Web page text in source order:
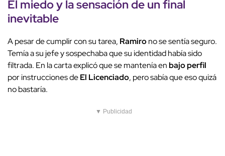
El miedoy la sensación de un final
inevitable
A pesar de cumplir con su tarea, Ramirono se sentía seguro.
Temía a su jefe y sospechaba que su identidad había sido
filtrada. En la carta explicó que se mantenía enbajo perfil
por instrucciones deEl Licenciado, pero sabía que eso quizá
no bastaría.
▼ Publicidad